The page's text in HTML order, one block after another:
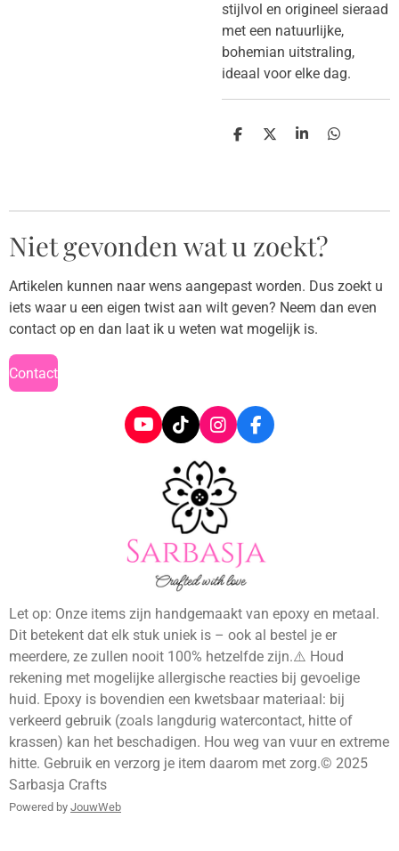
stijlvol en origineel sieraad
met een natuurlijke,
bohemian uitstraling,
ideaal voor elke dag.
D
D
S
D
Niet gevonden wat u zoekt?
Artikelen kunnen naar wens aangepast worden. Dus zoekt u
iets waar u een eigen twist aan wilt geven? Neem dan even
contact op en dan laat ik u weten wat mogelijk is.
Contact
Y
o
T
i
k
T
o
k
I
n
s
t
a
g
r
a
m
F
a
k
Let op: Onze items zijn handgemaakt van epoxy en metaal.
Dit betekent dat elk stuk uniek is – ook al bestel je er
meerdere, ze zullen nooit 100% hetzelfde zijn.⚠️ Houd
rekening met mogelijke allergische reacties bij gevoelige
huid. Epoxy is bovendien een kwetsbaar materiaal: bij
verkeerd gebruik (zoals langdurig watercontact, hitte of
krassen) kan het beschadigen. Hou weg van vuur en extreme
hitte. Gebruik en verzorg je item daarom met zorg.© 2025
Sarbasja Crafts
Powered by JouwWeb